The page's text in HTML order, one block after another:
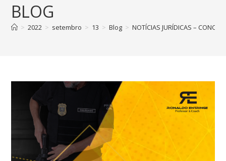
BLOG
> 2022 > setembro > 13 > Blog > NOTÍCIAS JURÍDICAS –